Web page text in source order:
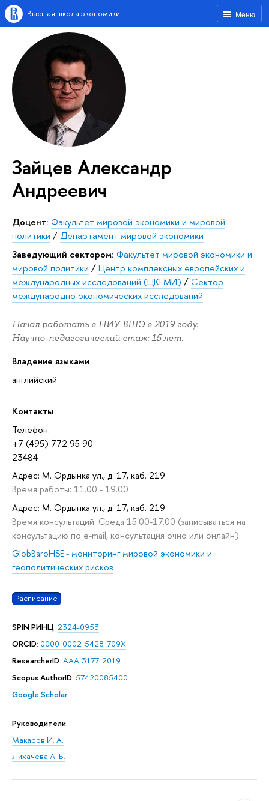
Меню
Высшая школа экономики
Зайцев Александр
Андреевич
Доцент: Факультет мировой экономики и мировой
политики /Департамент мировой экономики
Заведующий сектором: Факультет мировой экономики и
мировой политики /Центр комплексных европейских и
международных исследований (ЦКЕМИ) /Сектор
международно-экономических исследований
Начал работать в НИУ ВШЭ в 2019 году.
Научно-педагогический стаж: 15 лет.
Владение языками
английский
Контакты
Телефон:
+7 (495) 772 95 90
23484
Адрес: М. Ордынка ул., д. 17, каб. 219
Время работы: 11.00 - 19.00
Адрес: М. Ордынка ул., д. 17, каб. 219
Время консультаций: Среда 15.00-17.00 (записываться на
консультацию по e-mail, консультация очно или онлайн).
GlobBaroHSE - мониторинг мировой экономики и
геополитических рисков
Расписание
SPIN РИНЦ: 2324-0953
ORCID: 0000-0002-5428-709X
ResearcherID: AAA-3177-2019
Scopus AuthorID: 57420085400
Google Scholar
Руководители
Макаров И. А.
Лихачева А. Б.